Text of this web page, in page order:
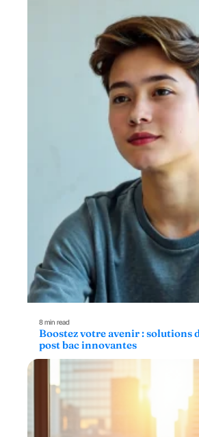
8 min read
Boostez votre avenir : solutions
post bac innovantes